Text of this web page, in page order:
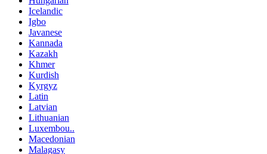
Icelandic
Igbo
Javanese
Kannada
Kazakh
Khmer
Kurdish
Kyrgyz
Latin
Latvian
Lithuanian
Luxembou..
Macedonian
Malagasy